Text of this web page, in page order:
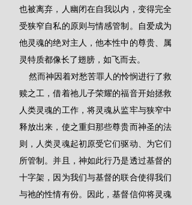
也被离弃，人幽闭在自我以内，变得完全
受狭窄自私的原则与情感管制。自爱成为
他灵魂的绝对主人，他本性中的尊贵、属
灵特质都像长了翅膀，如飞而去。
赎之工，借着祂儿子荣耀的福音开始拯救
人类灵魂的工作，将灵魂从监牢与狭窄中
释放出来，使之重归那些尊贵而神圣的法
则，人类灵魂起初原受它们驱动、为它们
所管制。并且，神如此行乃是透过基督的
十字架，因为我们与基督的联合使得我们
与祂的性情有份。因此，基督信仰将灵魂